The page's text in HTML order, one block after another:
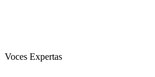
Voces Expertas